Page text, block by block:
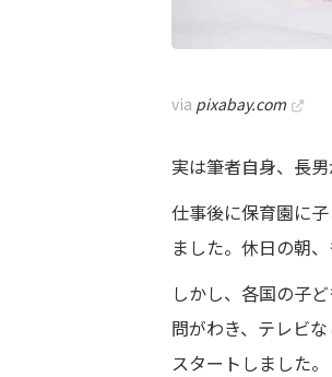
via pixabay.com
実は筆者自身、長
仕事後に保育園に
ました。休日の朝
しかし、各国の子
問がわき、テレビ
スタートしました。